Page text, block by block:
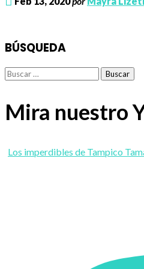
BÚSQUEDA
Buscar:
Mira nuestro
Los imperdibles de Tampico